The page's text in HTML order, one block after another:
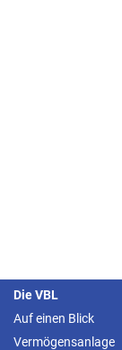
Die VBL
Auf einen Blick
Vermögensanlage